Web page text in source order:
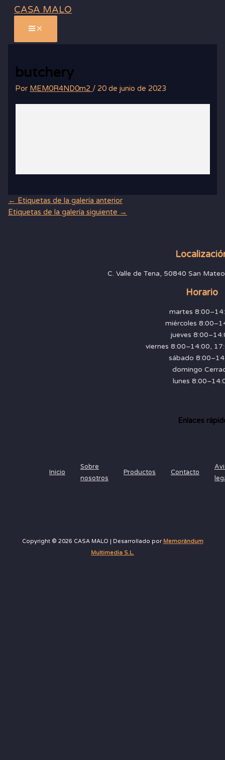
contenido
CASA MALO
butchery
Por MEM0R4ND0m2 /20 de junio de 2023
← Etiquetas de la galería anterior
Etiquetas de la galería siguiente →
C. Valle de Tena, 50840 San
Horario
martes
miércoles
jueves
viernes 8:00–14:00,
sábado
domingo
lunes
Enlaces
Inicio
Sobre
nosotros
Productos Contacto
Copyright © 2026 CASA MALO | Desarrollado por Memorándum
Multimedia S.L.